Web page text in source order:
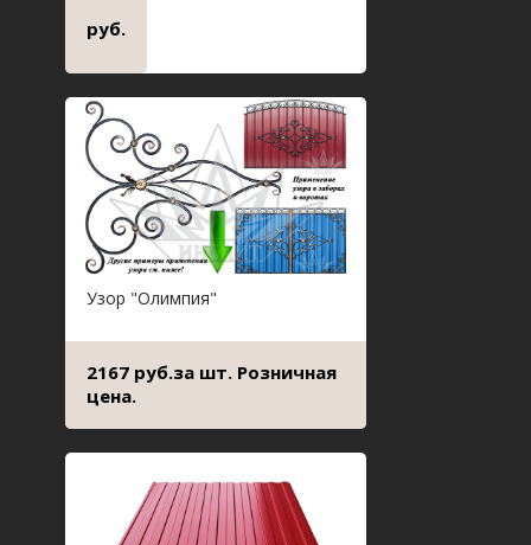
руб.
Узор "Олимпия"
2167 руб.за шт. Розничная
цена.